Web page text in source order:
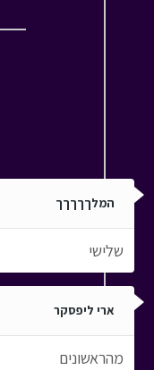
המלךךךךך
שלישי
ארי ליפסקר
מהראשונים